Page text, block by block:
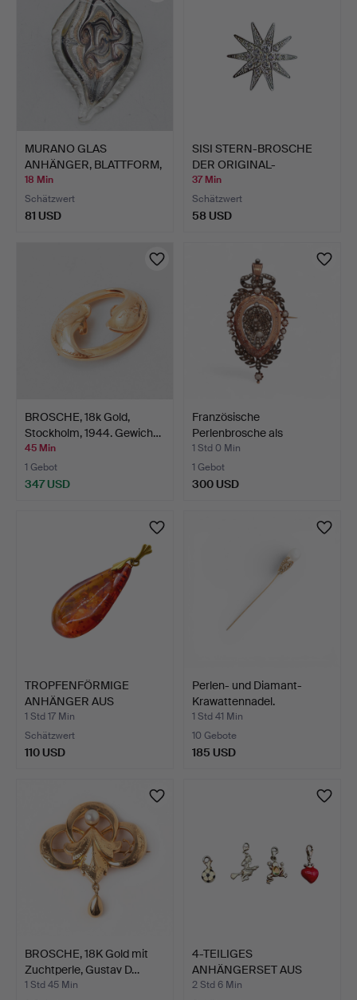
MURANO GLAS
ANHÄNGER, BLATTFORM,
STUDIOGLA…
18 Min
Schätzwert
81 USD
SISI STERN-BROSCHE
DER ORIGINAL-
COLLECTION…
37 Min
Schätzwert
58 USD
BROSCHE, 18k Gold,
Stockholm, 1944. Gewich…
45 Min
1 Gebot
347 USD
Französische
Perlenbrosche als
Anhänger, s…
1 Std 0 Min
1 Gebot
300 USD
TROPFENFÖRMIGE
ANHÄNGER AUS
COGNAC-BERNSTE…
1 Std 17 Min
Schätzwert
110 USD
Perlen- und Diamant-
Krawattennadel.
1 Std 41 Min
10 Gebote
185 USD
BROSCHE, 18K Gold mit
Zuchtperle, Gustav D…
1 Std 45 Min
4-TEILIGES
ANHÄNGERSET AUS
925ER SILBERANH…
2 Std 6 Min